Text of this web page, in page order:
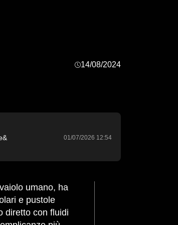
14/08/2024
01/07/2026 12:54
e pustole
diretto con fluidi